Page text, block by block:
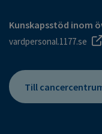
Kunskapsstöd inom
vardpersonal.1177.se
Till